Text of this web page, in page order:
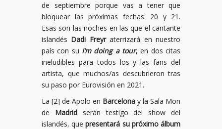
de septiembre porque vas a tener que
bloquear las próximas fechas: 20 y 21.
Esas son las noches en las que el cantante
islandés Dadi Freyraterrizará en nuestro
país con su I’m doing a tour, en dos citas
ineludibles para todos los y las fans del
artista, que muchos/as descubrieron tras
su paso por Eurovisión en 2021.
La [2] de Apolo en Barcelona y la Sala Mon
de Madridserán testigo del show del
islandés, quepresentará su próximo álbum